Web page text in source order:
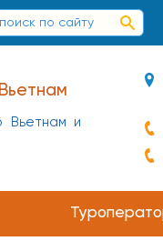
Вьетнам и